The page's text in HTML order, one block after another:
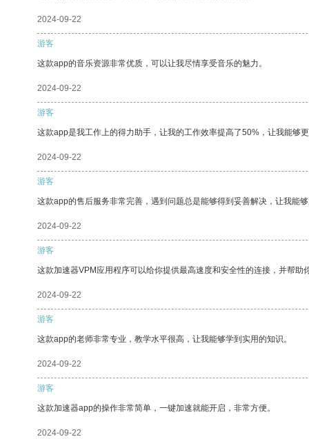
2024-09-22
游客
这款app的音乐资源非常优质，可以让我尽情享受音乐的魅力。
2024-09-22
游客
这款app是我工作上的得力助手，让我的工作效率提高了50%，让我能够
2024-09-22
游客
这款app的售后服务非常完善，遇到问题总是能够得到妥善解决，让我能
2024-09-22
游客
这款加速器VPM应用程序可以给你提供最高速度和安全性的连接，并帮助
2024-09-22
游客
这款app的老师非常专业，教学水平很高，让我能够学到实用的知识。
2024-09-22
游客
这款加速器app的操作非常简单，一键加速就能开启，非常方便。
2024-09-22